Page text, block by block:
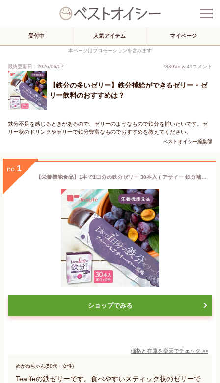
受付中 人気アイテム マイページ
本ページはプロモーションを含みます
最終更新日：2026/06/07 7839View 41 コメント
【鉄分の多いゼリー】鉄分補給ができるゼリー・ゼ
リー飲料のおすすめは？
鉄分不足を感じるときがあるので、ゼリーのようなもので鉄分を補いたいです。ゼ
リー状のドリンクやゼリーで鉄分豊富なものでおすすめを教えてください。
ベストオイシー編集部
no. 1
【栄養機能食品】1本で1日分の鉄分ゼリー 30本入 ( アサイー 鉄分補給 鉄ゼリー 鉄 ビタミン ビタミンC ビタミンB12 葉酸 栄養素 サプリ サプリメント プルーン ＆ アサイー ベリー風味 子供 女性 ティーライフ )
ショップでみる
価格と在庫を楽天でチェック >>
めがねちゃん(50代・女性)
Tealifeの鉄ゼリーです。食べやすいスティック状のゼリーで